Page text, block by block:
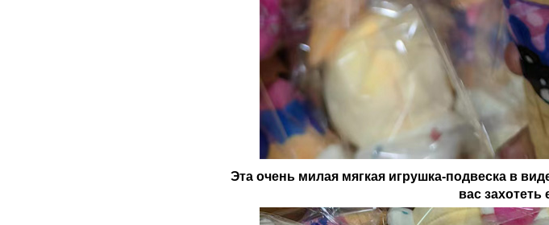
Эта очень милая мягкая игрушка-подвеска в
вас захотеть